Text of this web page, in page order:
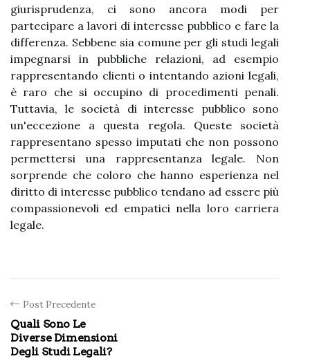
giurisprudenza, ci sono ancora modi per
partecipare a lavori di interesse pubblico e fare la
differenza. Sebbene sia comune per gli studi legali
impegnarsi in pubbliche relazioni, ad esempio
rappresentando clienti o intentando azioni legali,
è raro che si occupino di procedimenti penali.
Tuttavia, le società di interesse pubblico sono
un'eccezione a questa regola. Queste società
rappresentano spesso imputati che non possono
permettersi una rappresentanza legale. Non
sorprende che coloro che hanno esperienza nel
diritto di interesse pubblico tendano ad essere più
compassionevoli ed empatici nella loro carriera
legale.
Post Precedente
Quali Sono Le
Diverse Dimensioni
Degli Studi Legali?